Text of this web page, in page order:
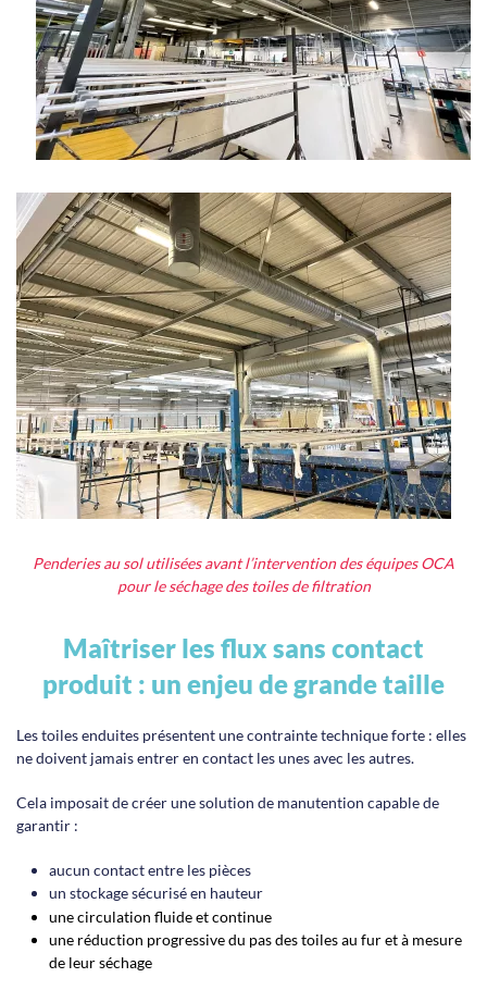
Penderies au sol utilisées avant l’intervention des équipes OCA
pour le séchage des toiles de filtration
Maîtriser les flux sans contact
produit : un enjeu de grande taille
Les toiles enduites présentent une contrainte technique forte : elles
ne doivent jamais entrer en contact les unes avec les autres.
Cela imposait de créer une solution de manutention capable de
garantir :
aucun contact entre les pièces
un stockage sécurisé en hauteur
une circulation fluide et continue
une réduction progressive du pas des toiles au fur et à mesure
de leur séchage